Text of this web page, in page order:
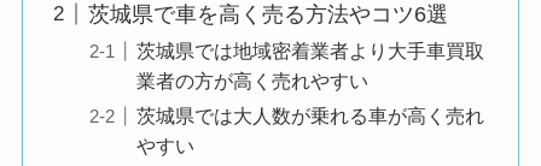
茨城県で車を高く売る方法やコツ6選
茨城県では地域密着業者より大手車買取
業者の方が高く売れやすい
茨城県では大人数が乗れる車が高く売れ
やすい